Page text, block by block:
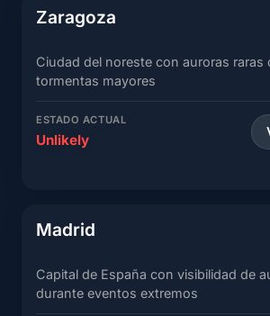
Zaragoza
Ciudad del noreste con auroras raras
tormentas mayores
ESTADO ACTUAL
Unlikely
Madrid
Capital de España con visibilidad de
durante eventos extremos